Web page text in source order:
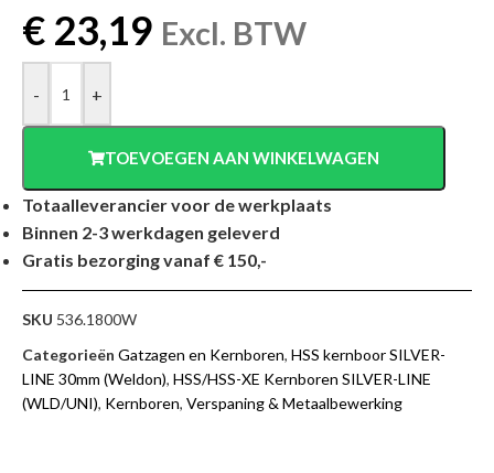
€ 23,19 Excl. BTW
- +
TOEVOEGEN AAN WINKELWAGEN
Totaalleverancier voor de werkplaats
Binnen 2-3 werkdagen geleverd
Gratis bezorging vanaf € 150,-
SKU 536.1800W
Categorieën Gatzagen en Kernboren, HSS kernboor SILVER-
LINE 30mm (Weldon), HSS/HSS-XE Kernboren SILVER-LINE
(WLD/UNI), Kernboren, Verspaning & Metaalbewerking